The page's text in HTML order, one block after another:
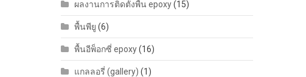
ผลงานการติดตั้งพื้น epoxy(15)
พื้นพียู (6)
พื้นอีพ็อกซี่ epoxy(16)
แกลลอรี่ (gallery) (1)